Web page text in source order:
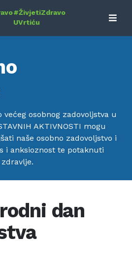
#ŽivjetiZdravo
UVrtiću
većeg osobnog zadovoljstva u
AKTIVNOSTI mogu
naše osobno zadovoljstvo i
i anksioznost te potaknuti
dan